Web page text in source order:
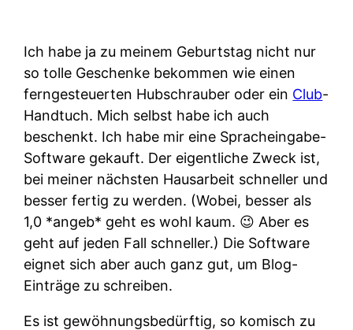
Ich habe ja zu meinem Geburtstag nicht nur
so tolle Geschenke bekommen wie einen
ferngesteuerten Hubschrauber oder ein Club-
Handtuch. Mich selbst habe ich auch
beschenkt. Ich habe mir eine Spracheingabe-
Software gekauft. Der eigentliche Zweck ist,
bei meiner nächsten Hausarbeit schneller und
besser fertig zu werden. (Wobei, besser als
1,0 *angeb* geht es wohl kaum. 😉 Aber es
geht auf jeden Fall schneller.) Die Software
eignet sich aber auch ganz gut, um Blog-
Einträge zu schreiben.
Es ist gewöhnungsbedürftig, so komisch zu